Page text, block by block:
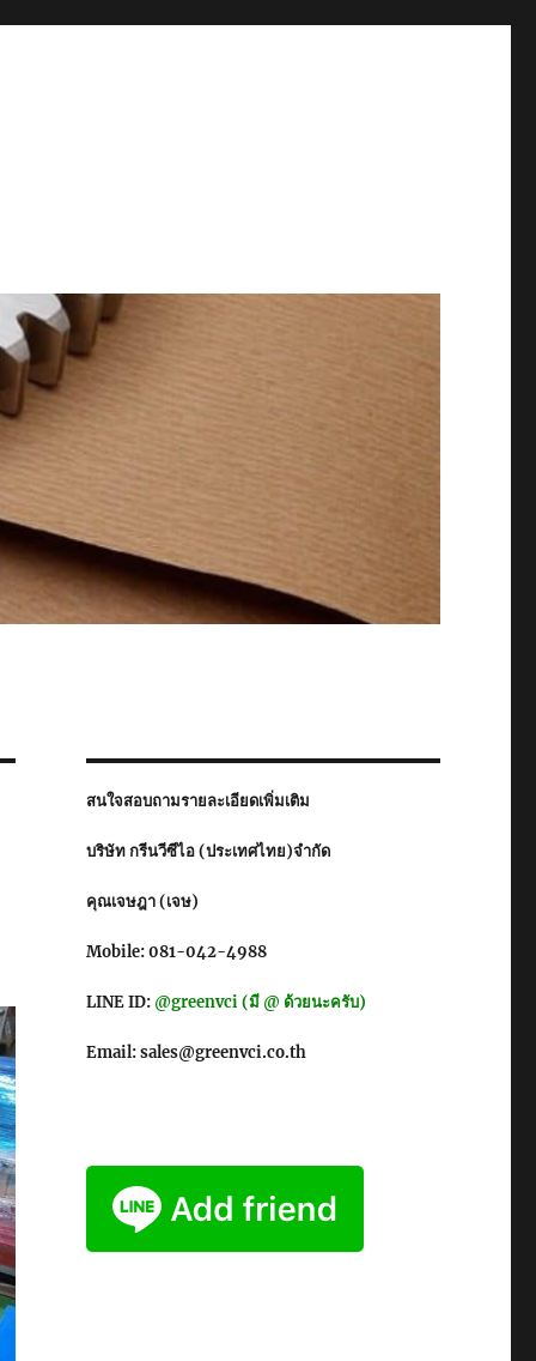
สนใจสอบถามรายละเอียดเพิ่มเติม
บริษัท กรีนวีซีไอ (ประเทศไทย)จำกัด
คุณเจษฎา (เจษ)
Mobile: 081-042-4988
LINE ID: @greenvci (มี @ ด้วยนะครับ)
Email: sales@greenvci.co.th